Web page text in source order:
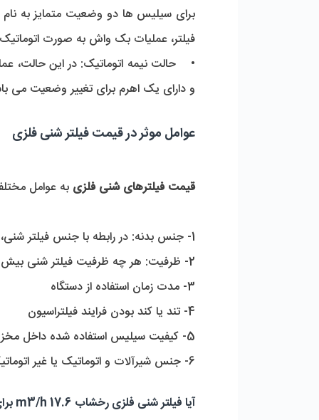
برای سیلیس ها دو وضعیت متمایز به
فیلتر، عملیات بک واش به صورت
• حالت نیمه اتوماتیک: در این حالت،
و دارای یک اهرم برای تغییر وضعیت می
عوامل موثر در قیمت فیلتر شنی فلزی
قیمت فیلترهای شنی فلزی به عوامل
1- جنس بدنه: در رابطه با جنس فیلتر شنی، قیمت فیلترهای شنی گالوانیزه از قیمت فیلرتهای شنی فایبرگلاس پایین تر است.
2- ظرفیت: هر چه ظرفیت فیلتر شنی بیش تر شود، قیمت آن هم افزایش می یابد.
3- مدت زمان استفاده از دستگاه
4- تند یا کند بودن فرایند فیلتراسیون
5- کیفیت سیلیس استفاده شده داخل مخزن
6- جنس شیرآلات و اتوماتیک یا غیر اتوماتیک بودن شیر فیلتر
آیا فیلتر شنی فلزی رخشاب 17.6 m3/h برای من مناسب است؟